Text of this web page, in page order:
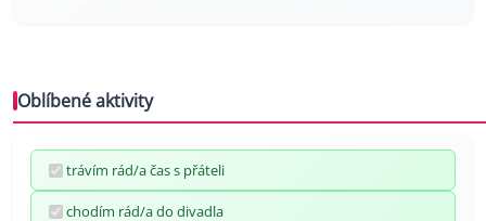
Oblíbené aktivity
trávím rád/a čas s přáteli
chodím rád/a do divadla